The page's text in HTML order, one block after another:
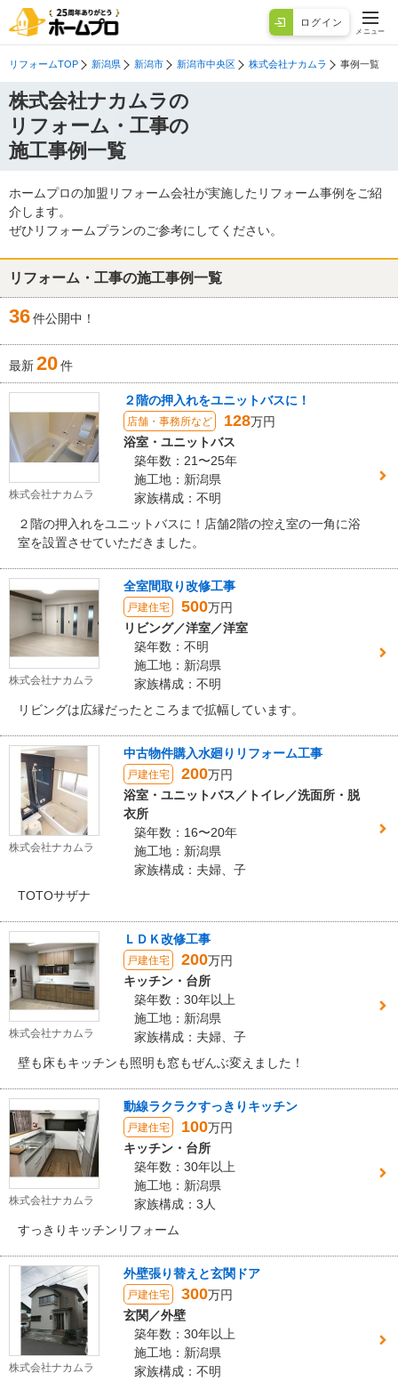
ログイン
メニュー
リフォームTOP 新潟県 新潟市 新潟市中央区 株式会社ナカムラ 事例一覧
株式会社ナカムラの
リフォーム・工事の
施工事例一覧
ホームプロの加盟リフォーム会社が実施したリフォーム事例をご紹
介します。
ぜひリフォームプランのご参考にしてください。
リフォーム・工事の施工事例一覧
36件公開中！
最新20件
株式会社ナカムラ
２階の押入れをユニットバスに！
店舗・事務所など 128万円
浴室・ユニットバス
築年数：21〜25年
施工地：新潟県
家族構成：不明
２階の押入れをユニットバスに！店舗2階の控え室の一角に浴
室を設置させていただきました。
株式会社ナカムラ
全室間取り改修工事
戸建住宅 500万円
リビング／洋室／洋室
築年数：不明
施工地：新潟県
家族構成：不明
リビングは広縁だったところまで拡幅しています。
株式会社ナカムラ
中古物件購入水廻りリフォーム工事
戸建住宅 200万円
浴室・ユニットバス／トイレ／洗面所・脱
衣所
築年数：16〜20年
施工地：新潟県
家族構成：夫婦、子
TOTOサザナ
株式会社ナカムラ
ＬＤＫ改修工事
戸建住宅 200万円
キッチン・台所
築年数：30年以上
施工地：新潟県
家族構成：夫婦、子
壁も床もキッチンも照明も窓もぜんぶ変えました！
株式会社ナカムラ
動線ラクラクすっきりキッチン
戸建住宅 100万円
キッチン・台所
築年数：30年以上
施工地：新潟県
家族構成：3人
すっきりキッチンリフォーム
株式会社ナカムラ
外壁張り替えと玄関ドア
戸建住宅 300万円
玄関／外壁
築年数：30年以上
施工地：新潟県
家族構成：不明